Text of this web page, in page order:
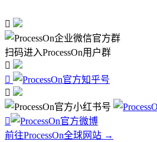

扫码进入ProcessOn用户群




前往ProcessOn全球网站 →